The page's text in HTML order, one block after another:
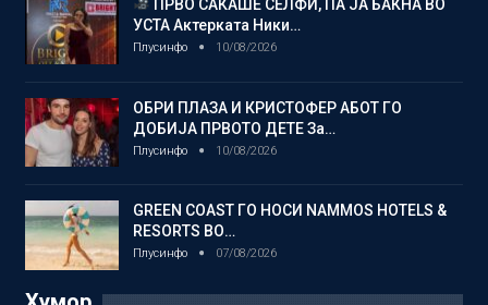
ПРВО САКАШЕ СЕЛФИ, ПА ЈА БАКНА ВО
УСТА Актерката Ники…
Плусинфо 10/08/2026
ОБРИ ПЛАЗА И КРИСТОФЕР АБОТ ГО
ДОБИЈА ПРВОТО ДЕТЕ За…
Плусинфо 10/08/2026
GREEN COAST ГО НОСИ NAMMOS HOTELS &
RESORTS ВО…
Плусинфо 07/08/2026